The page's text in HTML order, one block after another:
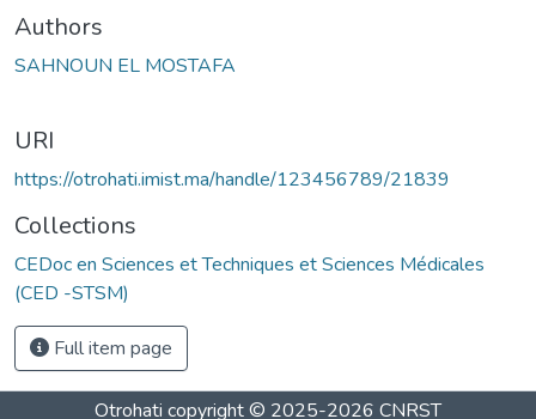
Authors
SAHNOUN EL MOSTAFA
URI
https://otrohati.imist.ma/handle/123456789/21839
Collections
CEDoc en Sciences et Techniques et Sciences Médicales
(CED -STSM)
Full item page
Otrohati copyright © 2025-2026 CNRST